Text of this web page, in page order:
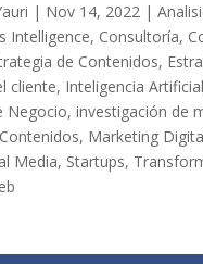
| Nov 14, 2022|
Intelligence, Consultoría,
de Contenidos,
cliente, Inteligencia Artificial
Negocio, investigación de
, Marketing
Media, Startups,